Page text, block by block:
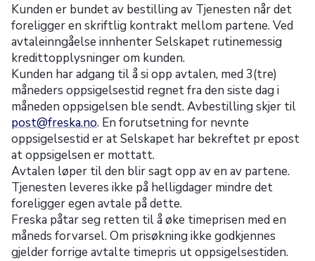
Kunden er bundet av bestilling av Tjenesten når det
foreligger en skriftlig kontrakt mellom partene. Ved
avtaleinngåelse innhenter Selskapet rutinemessig
kredittopplysninger om kunden.
Kunden har adgang til å si opp avtalen, med 3(tre)
måneders oppsigelsestid regnet fra den siste dag i
måneden oppsigelsen ble sendt. Avbestilling skjer til
post@freska.no. En forutsetning for nevnte
oppsigelsestid er at Selskapet har bekreftet pr epost
at oppsigelsen er mottatt.
Avtalen løper til den blir sagt opp av en av partene.
Tjenesten leveres ikke på helligdager mindre det
foreligger egen avtale på dette.
Freska påtar seg retten til å øke timeprisen med en
måneds forvarsel. Om prisøkning ikke godkjennes
gjelder forrige avtalte timepris ut oppsigelsestiden.